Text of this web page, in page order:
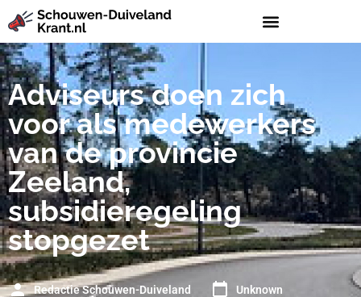
Adviseurs doen zich
voor als medewerkers
van de provincie
Zeeland,
subsidieregeling
stopgezet
Redactie Schouwen-Duiveland Unknown